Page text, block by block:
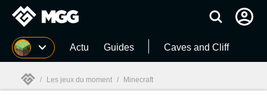
MGG Actu Guides Caves and Cliff
/ Les jeux du moment / Minecraft